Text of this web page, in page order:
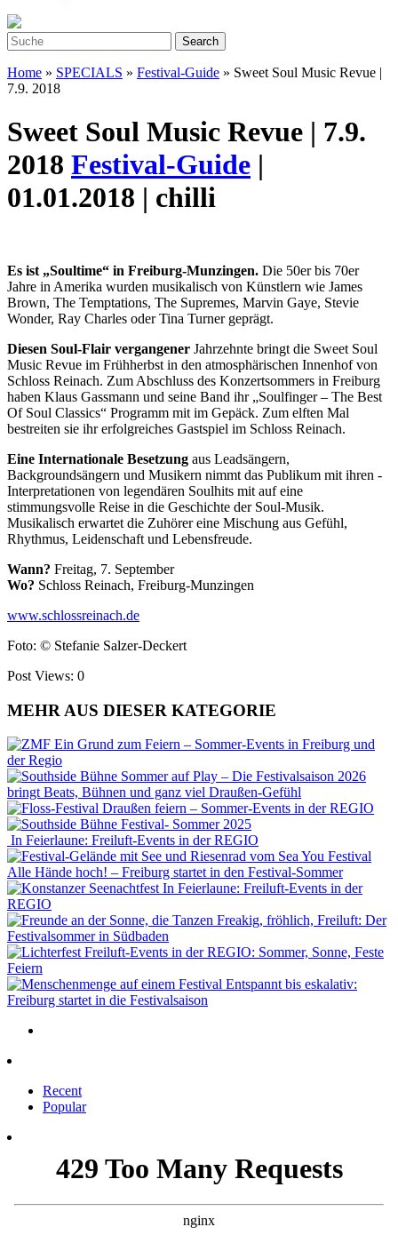
Home » SPECIALS » Festival-Guide » Sweet Soul Music Revue |
7.9. 2018
Sweet Soul Music Revue | 7.9.
2018 Festival-Guide |
01.01.2018 | chilli
Es ist „Soultime“ in Freiburg-Munzingen. Die 50er bis 70er
Jahre in Amerika wurden musikalisch von Künstlern wie James
Brown, The Temptations, The Supremes, Marvin Gaye, Stevie
Wonder, Ray Charles oder Tina Turner geprägt.
Diesen Soul-Flair vergangener Jahrzehnte bringt die Sweet Soul
Music Revue im Frühherbst in den atmosphärischen Innenhof von
Schloss Reinach. Zum Abschluss des Konzertsommers in Freiburg
haben Klaus Gassmann und seine Band ihr „Soulfinger – The Best
Of Soul Classics“ Programm mit im Gepäck. Zum elften Mal
bestreiten sie ihr erfolgreiches Gastspiel im Schloss Reinach.
Eine Internationale Besetzung aus Leadsängern,
Backgroundsängern und Musikern nimmt das Publikum mit ihren ­
Interpretationen von legendären Soulhits mit auf eine
stimmungsvolle Reise in die Geschichte der Soul-­Musik.
Musikalisch erwartet die Zuhörer eine Mischung aus Gefühl,
Rhythmus, Leidenschaft und Lebensfreude.
Wann? Freitag, 7. September
Wo? Schloss Reinach, Freiburg-Munzingen
www.schlossreinach.de
Foto: © Stefanie Salzer-Deckert
Post Views: 0
MEHR AUS DIESER KATEGORIE
Ein Grund zum Feiern – Sommer-Events in Freiburg und
der Regio
Sommer auf Play – Die Festivalsaison 2026
bringt Beats, Bühnen und ganz viel Draußen-Gefühl
Draußen feiern – Sommer-Events in der REGIO
Festival- Sommer 2025
In Feierlaune: Freiluft-Events in der REGIO
Alle Hände hoch! – Freiburg startet in den Festival-Sommer
In Feierlaune: Freiluft-Events in der
REGIO
Freakig, fröhlich, Freiluft: Der
Festivalsommer in Südbaden
Freiluft-Events in der REGIO: Sommer, Sonne, Feste
Feiern
Entspannt bis eskalativ:
Freiburg startet in die Festivalsaison
Recent
Popular